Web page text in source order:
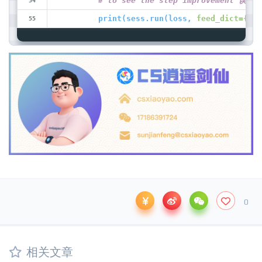
print(sess.run(loss,
0
相关文章